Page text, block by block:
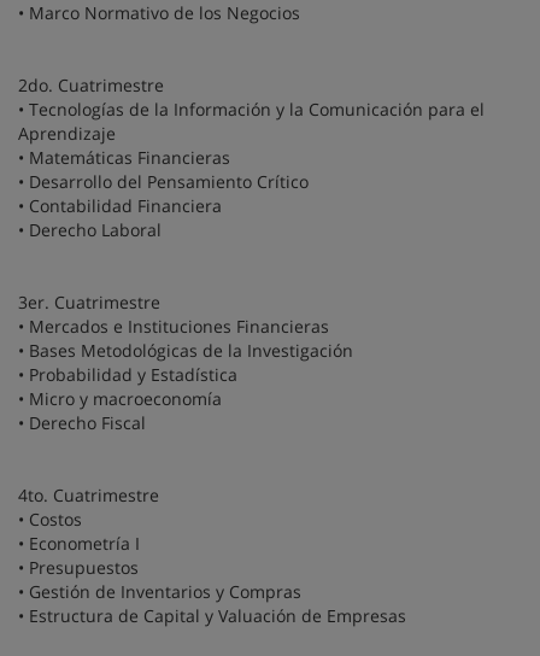
• Marco Normativo de los Negocios
2do. Cuatrimestre
• Tecnologías de la Información y la Comunicación para el
Aprendizaje
• Matemáticas Financieras
• Desarrollo del Pensamiento Crítico
• Contabilidad Financiera
• Derecho Laboral
3er. Cuatrimestre
• Mercados e Instituciones Financieras
• Bases Metodológicas de la Investigación
• Probabilidad y Estadística
• Micro y macroeconomía
• Derecho Fiscal
4to. Cuatrimestre
• Costos
• Econometría I
• Presupuestos
• Gestión de Inventarios y Compras
• Estructura de Capital y Valuación de Empresas